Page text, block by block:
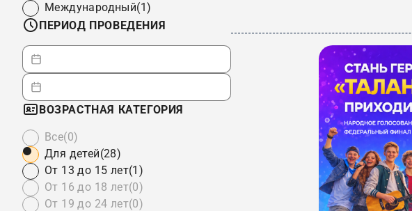
Международный(1)
ПЕРИОД ПРОВЕДЕНИЯ
ВОЗРАСТНАЯ КАТЕГОРИЯ
Все(0)
Для детей(28)
От 13 до 15 лет(1)
От 16 до 18 лет(0)
От 19 до 24 лет(0)